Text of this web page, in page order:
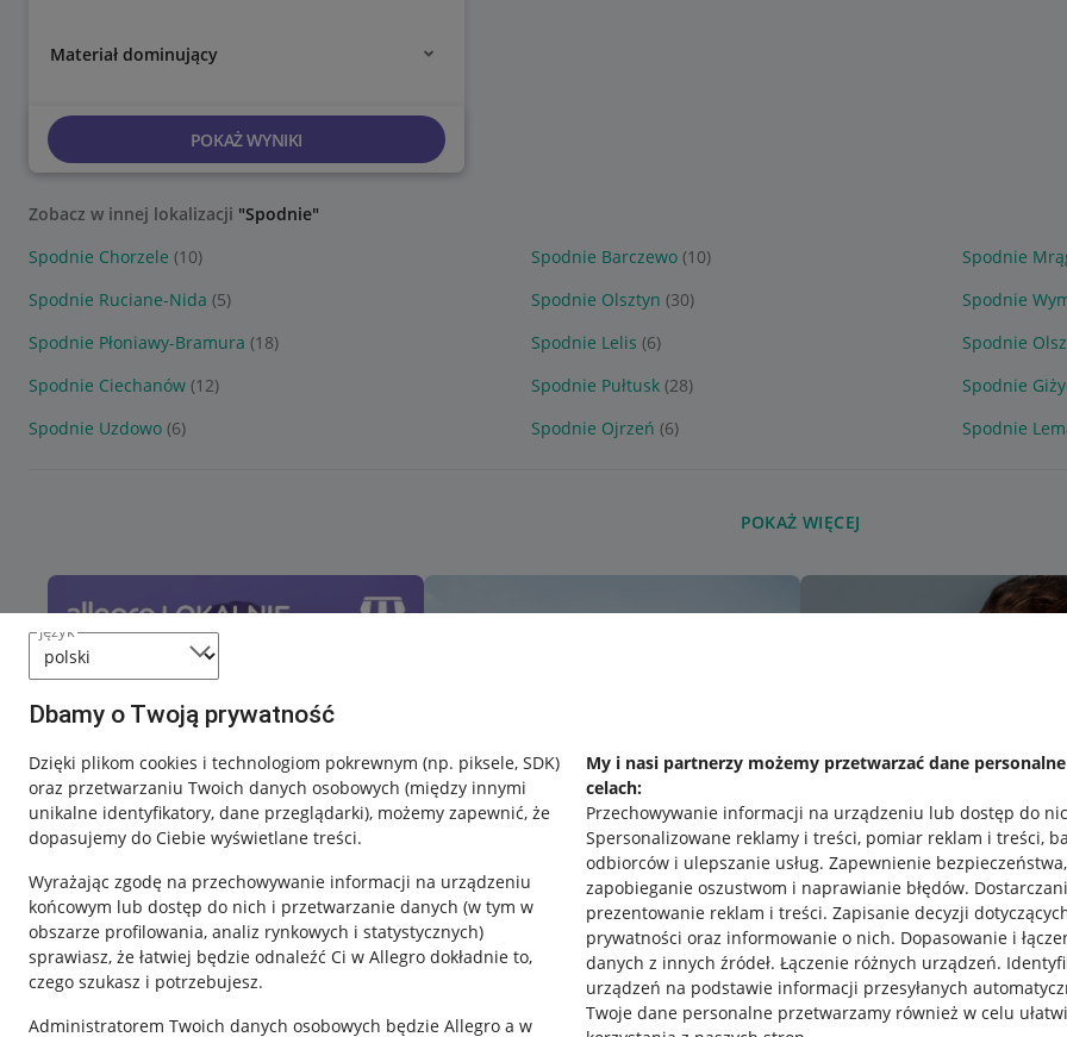
język
Dbamy o Twoją prywatność
Dzięki plikom cookies i technologiom pokrewnym (np. piksele, SDK)
oraz przetwarzaniu Twoich danych osobowych (między innymi
unikalne identyfikatory, dane przeglądarki), możemy zapewnić, że
dopasujemy do Ciebie wyświetlane treści.
Wyrażając zgodę na przechowywanie informacji na urządzeniu
końcowym lub dostęp do nich i przetwarzanie danych (w tym w
obszarze profilowania, analiz rynkowych i statystycznych)
sprawiasz, że łatwiej będzie odnaleźć Ci w Allegro dokładnie to,
czego szukasz i potrzebujesz.
Administratorem Twoich danych osobowych będzie Allegro a w
My i nasi partnerzy możemy przetwarzać dane
celach:
Przechowywanie informacji na urządzeniu lub dostęp do
Spersonalizowane reklamy i treści, pomiar reklam i treści,
odbiorców i ulepszanie usług. Zapewnienie bezpieczeństwa,
zapobieganie oszustwom i naprawianie błędów.
prezentowanie reklam i treści. Zapisanie decyzji
prywatności oraz informowanie o nich. Dopasowanie i
danych z innych źródeł. Łączenie różnych urządzeń.
urządzeń na podstawie informacji przesyłanych
Twoje dane personalne przetwarzamy również w celu
Materiał dominujący
POKAŻ WYNIKI
Zobacz w innej lokalizacji "Spodnie"
Spodnie Chorzele (10) Spodnie Barczewo (10) Spodnie
Spodnie Ruciane-Nida (5) Spodnie Olsztyn (30) Spodnie
Spodnie Płoniawy-Bramura (18) Spodnie Lelis (6) Spodnie
Spodnie Ciechanów (12) Spodnie Pułtusk (28) Spodnie
Spodnie Uzdowo (6) Spodnie Ojrzeń (6) Spodnie
POKAŻ WIĘCEJ
Przydatne informacje Pobierz aplikację